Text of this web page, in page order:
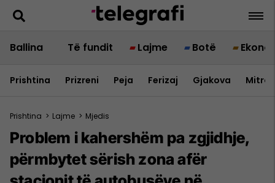
Ballina Të fundit Lajme Botë
Prishtina Prizreni Peja Ferizaj Gjakova
Prishtina > Lajme > Mjedis
Problem i kahershëm pa zgjidhje,
përmbytet sërish zona afër